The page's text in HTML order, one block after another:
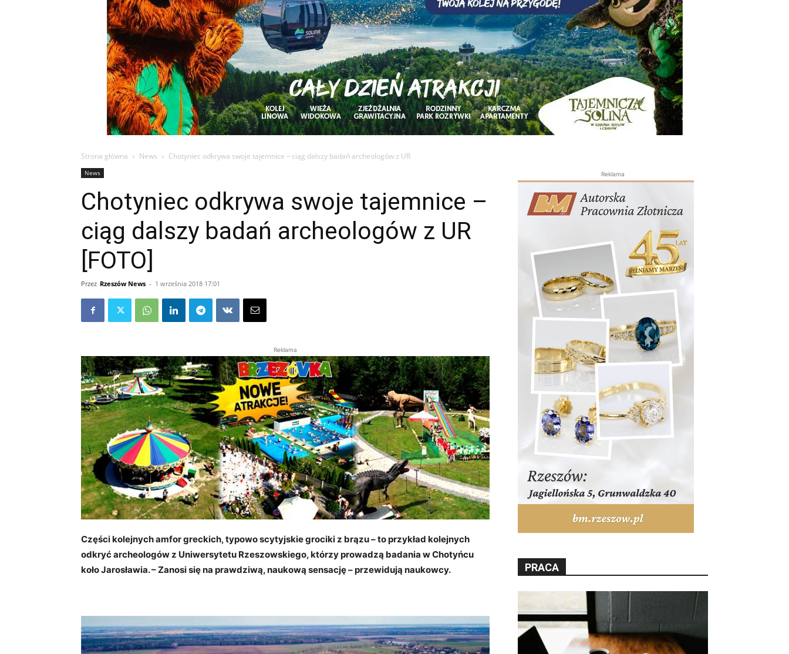
Strona główna News Chotyniec odkrywa swoje tajemnice – ciąg dalszy badań archeologów z UR
News
Chotyniec odkrywa swoje tajemnice –
ciąg dalszy badań archeologów z UR
[FOTO]
Przez Rzeszów News - 1 września 2018 17:01
Reklama
Części kolejnych amfor greckich, typowo scytyjskie grociki z brązu – to przykład kolejnych
odkryć archeologów z Uniwersytetu Rzeszowskiego, którzy prowadzą badania w Chotyńcu
koło Jarosławia. – Zanosi się na prawdziwą, naukową sensację – przewidują naukowcy.
Reklama
PRACA